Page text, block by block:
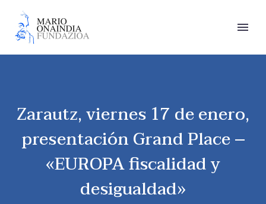
Zarautz, viernes 17 de enero,
presentación Grand Place –
«EUROPA fiscalidad y
desigualdad»